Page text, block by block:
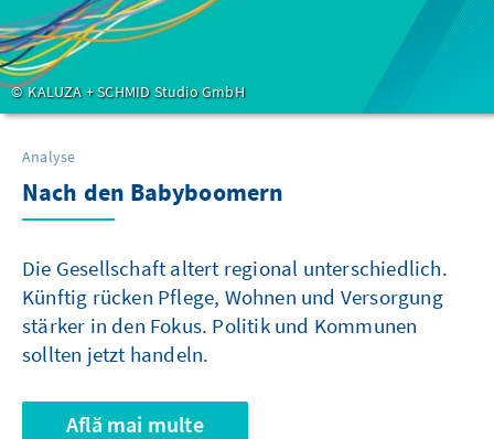
KALUZA + SCHMID Studio GmbH
Analyse
Nach den Babyboomern
Die Gesellschaft altert regional unterschiedlich.
Künftig rücken Pflege, Wohnen und Versorgung
stärker in den Fokus. Politik und Kommunen
sollten jetzt handeln.
Află mai multe